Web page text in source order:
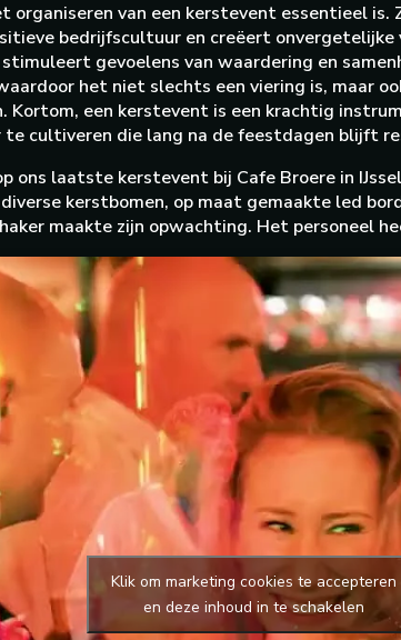
organiseren van een kerstevent essentieel
bedrijfscultuur en creëert
gevoelens van waardering en
het niet slechts een viering is, maar
Kortom, een kerstevent is een krachtig
cultiveren die lang na de feestdagen blijft
ons laatste kerstevent bij Cafe Broere in
kerstbomen, op maat gemaakte led
maakte zijn opwachting. Het personeel
Klik om marketing cookies te accepteren
en deze inhoud in te schakelen